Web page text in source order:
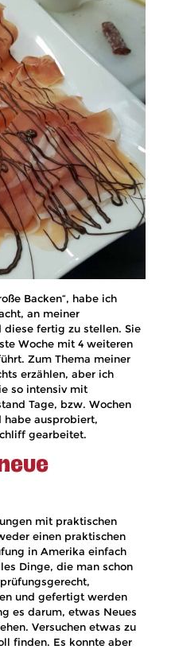
Backen“, habe ich
an meiner
fertig zu stellen. Sie
Woche mit 4 weiteren
Zum Thema meiner
erzählen, aber ich
so intensiv mit
Tage, bzw. Wochen
habe ausprobiert,
gearbeitet.
mit praktischen
einen praktischen
in Amerika einfach
Dinge, die man schon
und gefertigt werden
es darum, etwas Neues
Versuchen etwas zu
finden. Es konnte aber